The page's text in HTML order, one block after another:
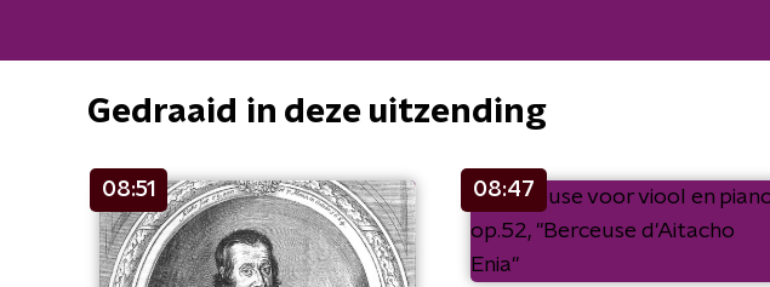
Gedraaid in deze uitzending
08:51 08:47